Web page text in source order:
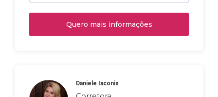
Quero mais informações
Daniele Iaconis